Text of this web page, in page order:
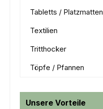
Tabletts / Platzmatten
Textilien
Tritthocker
Töpfe / Pfannen
Unsere Vorteile